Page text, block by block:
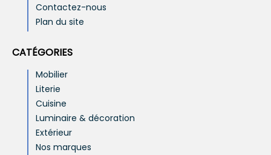
Contactez-nous
Plan du site
CATÉGORIES
Mobilier
Literie
Cuisine
Luminaire & décoration
Extérieur
Nos marques